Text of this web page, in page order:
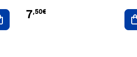
Ajouter au panier
7,50€